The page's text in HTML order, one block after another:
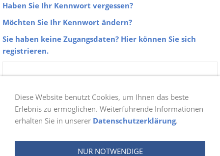
Haben Sie Ihr Kennwort vergessen?
Möchten Sie Ihr Kennwort ändern?
Sie haben keine Zugangsdaten? Hier können Sie sich
registrieren.
Zu unseren Galerien erhalten nur Aktive
Mitglieder der Abteilung Schwimmen Zugang.
Sobald du dich bei uns angemeldet hast, prüfen
wir ob du berechtigt bist und schalten danach
deinen Login frei. Die Freischaltung wird ein bis
zwei Tage in Anspruch nehmen.
Diese Website benutzt Cookies, um Ihnen das beste
Erlebnis zu ermöglichen. Weiterführende Informationen
erhalten Sie in unserer Datenschutzerklärung.
NUR NOTWENDIGE